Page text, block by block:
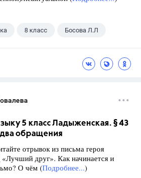
8 класс Босова Л.Л
5 класс Ладыженская. § 43
обращения
отрывок из письма героя
«Лучший друг». Как начинается и
О чём (Подробнее...)